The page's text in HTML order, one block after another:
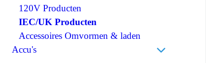
120V Producten
IEC/UK Producten
Accessoires Omvormen & laden
Accu's